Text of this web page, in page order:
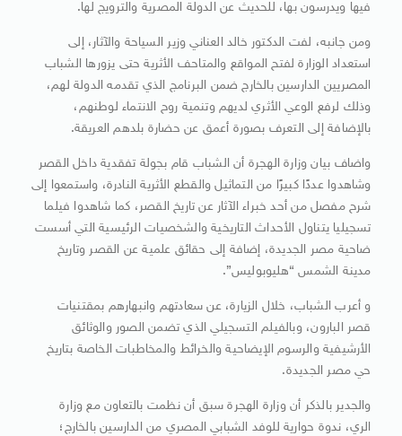
فيها ويدرسون بها، للحديث عن الدولة المصرية والترويج لها.
ومن جانبه، لفت الدكتور خالد العناني وزير السياحة والآثار، إلى
استعداد الوزارة لفتح المواقع والمتاحف الأثرية حتى يزورها الشباب
المصريين الدارسين بالخارج ضمن البرنامج الذي تقدمه الدولة لهم،
وذلك لرفع الوعي الأثري لديهم وتنمية روح الانتماء لوطنهم،
بالإضافة إلى التعرف بصورة أعمق عن حضارة بلدهم العريقة.
واضاف بيان وزارة الهجرة أن الشباب قام بجولة تفقدية داخل القصر
وشاهدوا عددًا كبيرًا من التماثيل والقطع الأثرية النادرة، واستمعوا إلى
شرح مفصل من أحد خبراء الآثار عن تاريخ القصر، كما شاهدوا فيلما
تسجيليا يتناول الأحداث التاريخية والشخصيات الرئيسية التي أسست
ضاحية مصر الجديدة، إضافة إلى حقائق علمية عن القصر وتاريخ
مدينة الشمس “هليوبوليس”.
و أعرب الشباب، خلال الزيارة، عن سعادتهم وانبهارهم بمقتنيات
قصر البارون، وبالفيلم التسجيلي الذي تضمن الصور والوثائق
الأرشيفية والرسوم الإيضاحية والخرائط والمخاطبات الخاصة بتاريخ
حي مصر الجديدة.
والجدير بالذكر أن وزارة الهجرة سبق أن نظمت بالتعاون مع وزارة
الري، ندوة حوارية للوفد الشبابي المصري من الدارسين بالخارج؛